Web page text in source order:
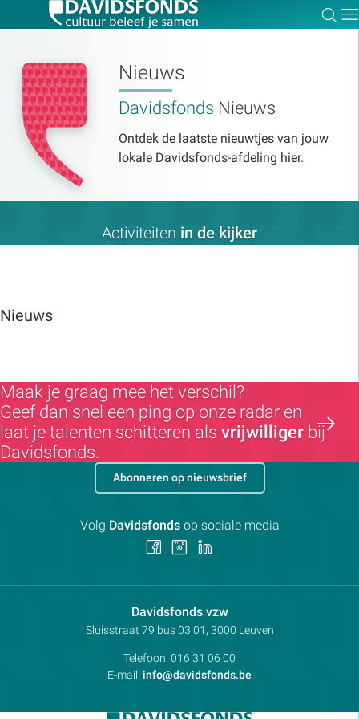
Nieuws
Davidsfonds Nieuws
Ontdek de laatste nieuwtjes van jouw
lokale Davidsfonds-afdeling hier.
Activiteiten in de kijker
Nieuws
Maak je graag mee het verschil?
Geef dan snel een ping op onze radar en
laat je talenten schitteren als vrijwilliger bij
Davidsfonds.
Davidsfonds vzwContactpersoon:
Adres:
Sluisstraat 79 bus 03.01, 3000 Leuven
Telefoon: 016 31 06 00
E-mail: info@davidsfonds.be
Abonneren op nieuwsbrief
Volg Davidsfondsop sociale media
Volg Volg
Zoek:
Zoeken